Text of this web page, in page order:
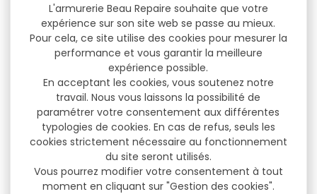
L'armurerie Beau Repaire souhaite que votre
expérience sur son site web se passe au mieux.
Pour cela, ce site utilise des cookies pour mesurer la
performance et vous garantir la meilleure
expérience possible.
En acceptant les cookies, vous soutenez notre
travail. Nous vous laissons la possibilité de
paramétrer votre consentement aux différentes
typologies de cookies. En cas de refus, seuls les
cookies strictement nécessaire au fonctionnement
du site seront utilisés.
Vous pourrez modifier votre consentement à tout
moment en cliquant sur "Gestion des cookies".